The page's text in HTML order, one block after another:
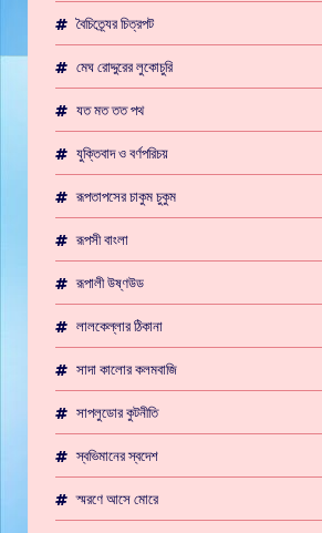
বৈচিত্র্যের চিত্রপট
মেঘ রোদ্দুরের লুকোচুরি
যত মত তত পথ
যুক্তিবাদ ও বর্ণপরিচয়
রূপতাপসের চাকুম চুকুম
রূপসী বাংলা
রূপালী উষ্ণউড
লালকেল্লার ঠিকানা
সাদা কালোর কলমবাজি
সাপলুডোর কুটনীতি
স্বভিমানের স্বদেশ
স্মরণে আসে মোরে